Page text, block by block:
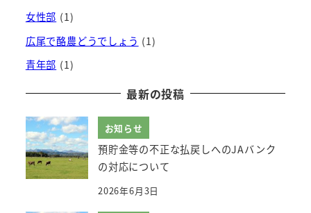
女性部 (1)
広尾で酪農どうでしょう (1)
青年部 (1)
最新の投稿
お知らせ
預貯金等の不正な払戻しへのJAバンク
の対応について
2026年6月3日